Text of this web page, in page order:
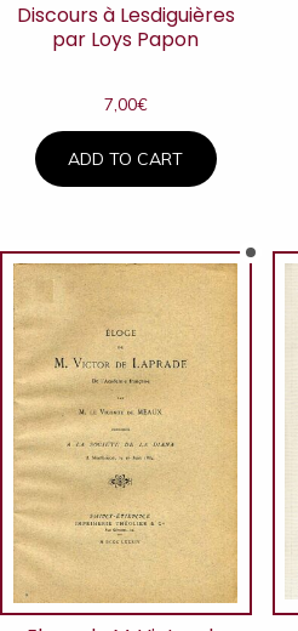
Discours à Lesdiguières
par Loys Papon
7,00€
ADD TO CART